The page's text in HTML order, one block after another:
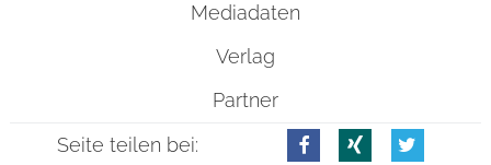
Mediadaten
Verlag
Partner
Seite teilen bei: